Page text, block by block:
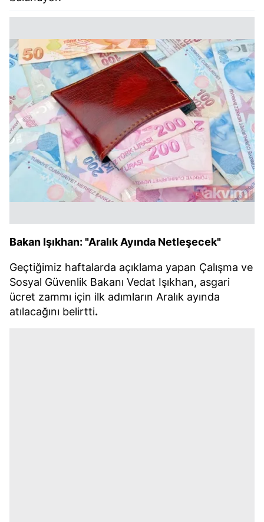
Bakan Işıkhan: "Aralık Ayında Netleşecek"
Geçtiğimiz haftalarda açıklama yapan Çalışma ve
Sosyal Güvenlik Bakanı Vedat Işıkhan, asgari
ücret zammı için ilk adımların Aralık ayında
atılacağını belirtti.